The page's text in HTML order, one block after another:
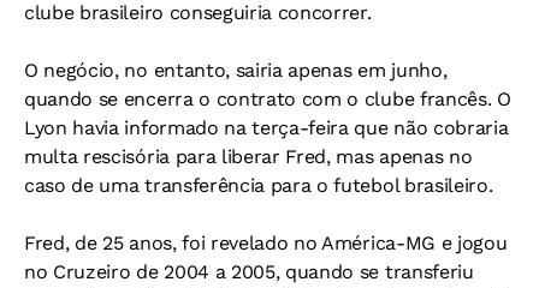
clube brasileiro conseguiria concorrer.
O negócio, no entanto, sairia apenas em junho,
quando se encerra o contrato com o clube francês. O
Lyon havia informado na terça-feira que não cobraria
multa rescisória para liberar Fred, mas apenas no
caso de uma transferência para o futebol brasileiro.
Fred, de 25 anos, foi revelado no América-MG e jogou
no Cruzeiro de 2004 a 2005, quando se transferiu